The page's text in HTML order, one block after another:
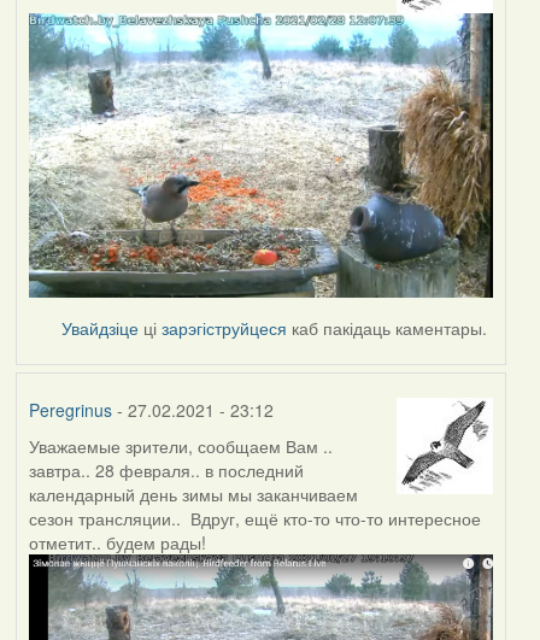
Увайдзіце цізарэгіструйцеся каб пакідаць каментары.
Peregrinus- 27.02.2021 - 23:12
Уважаемые зрители, сообщаем Вам ..
завтра.. 28 февраля.. в последний
календарный день зимы мы заканчиваем
сезон трансляции.. Вдруг, ещё кто-то что-то интересное
отметит.. будем рады!